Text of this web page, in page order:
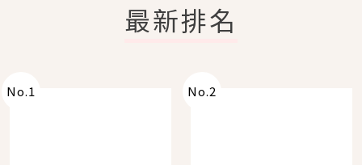
最新排名
No.1 No.2